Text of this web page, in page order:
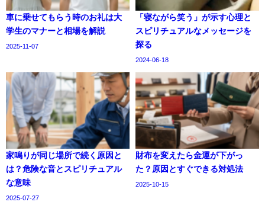
車に乗せてもらう時のお礼は大
学生のマナーと相場を解説
2025-11-07
「寝ながら笑う」が示す心理と
スピリチュアルなメッセージを
探る
2024-06-18
家鳴りが同じ場所で続く原因と
は？危険な音とスピリチュアル
な意味
2025-07-27
財布を変えたら金運が下がっ
た？原因とすぐできる対処法
2025-10-15